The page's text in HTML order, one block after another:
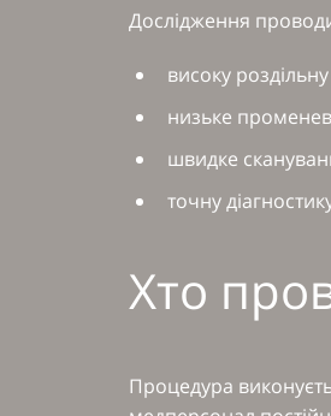
Дослідження
високу роздільну
низьке
швидке
точну
Хто
Процедура